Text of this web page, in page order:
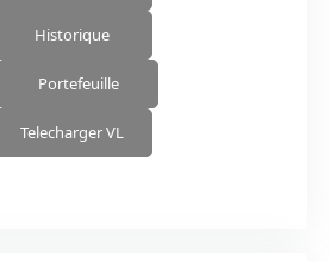
Historique
Portefeuille
Telecharger VL